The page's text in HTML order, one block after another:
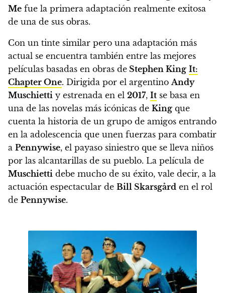
Me fue la primera adaptación realmente exitosa
de una de sus obras.
Con un tinte similar pero una adaptación más
actual se encuentra también entre las mejores
películas basadas en obras de Stephen King It:
Chapter One. Dirigida por el argentinoAndy
Muschietti y estrenada en el 2017, It se basa en
una de las novelas más icónicas de King que
cuenta la historia de un grupo de amigos entrando
en la adolescencia que unen fuerzas para combatir
a Pennywise, el payaso siniestro que se lleva niños
por las alcantarillas de su pueblo. La película de
Muschietti debe mucho de su éxito, vale decir, a la
actuación espectacular de Bill Skarsgård en el rol
de Pennywise.